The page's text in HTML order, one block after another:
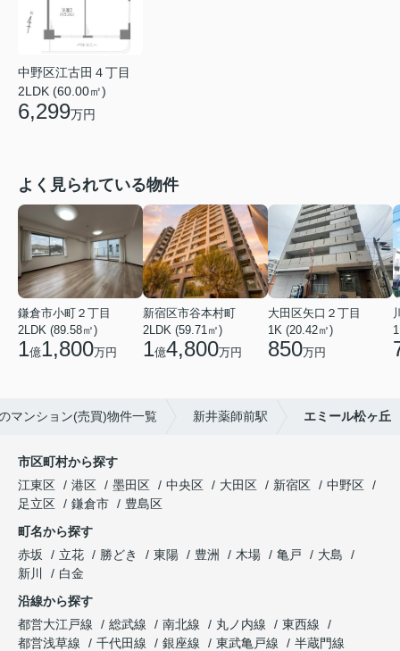
中野区江古田４丁目
2LDK (60.00㎡)
6,299万円
よく見られている物件
鎌倉市小町２丁目
2LDK (89.58㎡)
1億1,800万円
新宿区市谷本村町
2LDK (59.71㎡)
1億4,800万円
大田区矢口２丁目
1K (20.42㎡)
850万円
マンション(売買)物件一覧 新井薬師前駅 エミール松ヶ丘
市区町村から探す
江東区
港区 墨田区 中央区 大田区 新宿区
中野区
足立区
鎌倉市
豊島区
町名から探す
赤坂
立花 勝どき 東陽 豊洲 木場 亀戸
大島
新川
白金
沿線から探す
都営大江戸線
総武線 南北線 丸ノ内線
東西線
都営浅草線
千代田線 銀座線 東武亀戸線
半蔵門線